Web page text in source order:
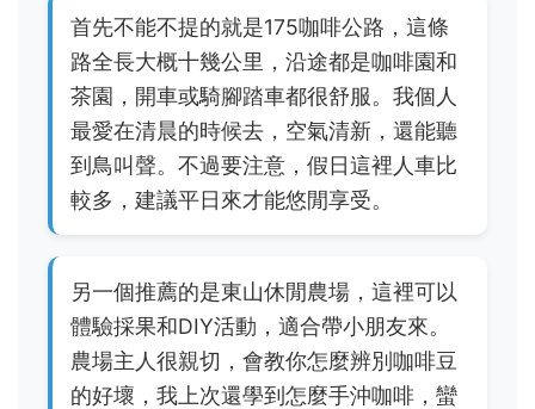
首先不能不提的就是175咖啡公路，這條
路全長大概十幾公里，沿途都是咖啡園和
茶園，開車或騎腳踏車都很舒服。我個人
最愛在清晨的時候去，空氣清新，還能聽
到鳥叫聲。不過要注意，假日這裡人車比
較多，建議平日來才能悠閒享受。
另一個推薦的是東山休閒農場，這裡可以
體驗採果和DIY活動，適合帶小朋友來。
農場主人很親切，會教你怎麼辨別咖啡豆
的好壞，我上次還學到怎麼手沖咖啡，蠻